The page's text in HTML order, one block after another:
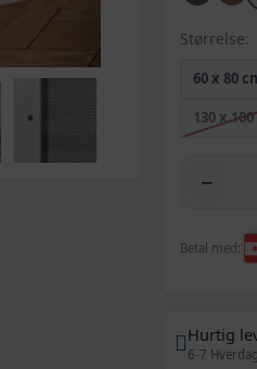
Størrelse:
60 x 80
130 x
−
Betal med:
Hurtig
6-7